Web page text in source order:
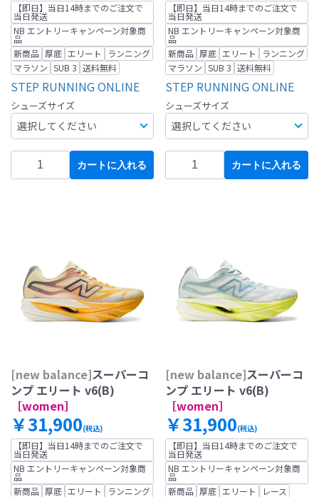
【即日】当日14時までのご注文で
当日発送
NB エントリーキャンペーン対象商
品
新商品 厚底 エリート
ランニング
マラソン SUB 3 送料無料
STEP RUNNING ONLINE
シューズサイズ
カートに入れる
【即日】当日14時までのご注文で
当日発送
NB エントリーキャンペーン対象商
品
新商品 厚底 エリート
ランニング
マラソン SUB 3 送料無料
STEP RUNNING ONLINE
シューズサイズ
カートに入れる
[new balance]スーパーコ
ンプ エリート v6(B)
［women］
￥31,900(税込)
【即日】当日14時までのご注文で
当日発送
NB エントリーキャンペーン対象商
品
新商品 厚底 エリート
ランニング
[new balance]スーパーコ
ンプ エリート v6(B)
［women］
￥31,900(税込)
【即日】当日14時までのご注文で
当日発送
NB エントリーキャンペーン対象商
品
新商品 厚底 エリート
レース